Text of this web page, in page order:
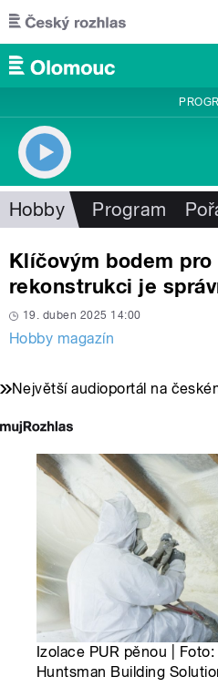
Přejít k hlavnímu obsahu
Hobby Program
Klíčovým bodem pro
rekonstrukci je
19. duben 2025 14:00
Hobby magazín
Největší audioportál na
Izolace PUR pěnou | Foto:
Huntsman Building